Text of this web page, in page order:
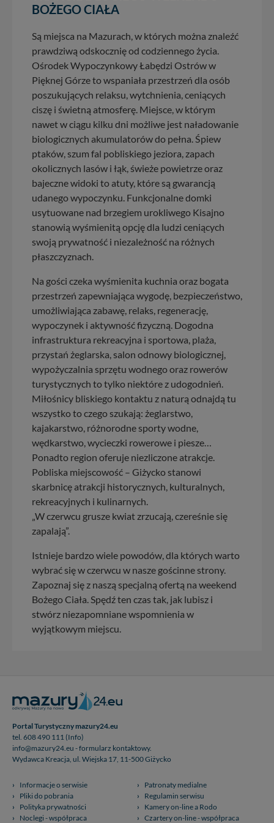
BOŻEGO CIAŁA
Są miejsca na Mazurach, w których można znaleźć
prawdziwą odskocznię od codziennego życia.
Ośrodek Wypoczynkowy Łabędzi Ostrów w
Pięknej Górze to wspaniała przestrzeń dla osób
poszukujących relaksu, wytchnienia, ceniących
ciszę i świetną atmosferę. Miejsce, w którym
nawet w ciągu kilku dni możliwe jest naładowanie
biologicznych akumulatorów do pełna. Śpiew
ptaków, szum fal pobliskiego jeziora, zapach
okolicznych lasów i łąk, świeże powietrze oraz
bajeczne widoki to atuty, które są gwarancją
udanego wypoczynku. Funkcjonalne domki
usytuowane nad brzegiem urokliwego Kisajno
stanowią wyśmienitą opcję dla ludzi ceniących
swoją prywatność i niezależność na różnych
płaszczyznach.
Na gości czeka wyśmienita kuchnia oraz bogata
przestrzeń zapewniająca wygodę, bezpieczeństwo,
umożliwiająca zabawę, relaks, regenerację,
wypoczynek i aktywność fizyczną. Dogodna
infrastruktura rekreacyjna i sportowa, plaża,
przystań żeglarska, salon odnowy biologicznej,
wypożyczalnia sprzętu wodnego oraz rowerów
turystycznych to tylko niektóre z udogodnień.
Miłośnicy bliskiego kontaktu z naturą odnajdą tu
wszystko to czego szukają: żeglarstwo,
kajakarstwo, różnorodne sporty wodne,
wędkarstwo, wycieczki rowerowe i piesze…
Ponadto region oferuje niezliczone atrakcje.
Pobliska miejscowość – Giżycko stanowi
skarbnicę atrakcji historycznych, kulturalnych,
rekreacyjnych i kulinarnych.
„W czerwcu grusze kwiat zrzucają, czereśnie się
zapalają”.
Istnieje bardzo wiele powodów, dla których warto
wybrać się w czerwcu w nasze gościnne strony.
Zapoznaj się z naszą specjalną ofertą na weekend
Bożego Ciała. Spędź ten czas tak, jak lubisz i
stwórz niezapomniane wspomnienia w
wyjątkowym miejscu.
Portal Turystyczny mazury24.eu
tel. 608 490 111 (Info)
info@mazury24.eu - formularz kontaktowy.
Wydawca Kreacja, ul. Wiejska 17, 11-500 Giżycko
Informacje o serwisie
Patronaty medialne
Pliki do pobrania
Regulamin serwisu
Polityka prywatności
Kamery on-line a Rodo
Noclegi - współpraca
Czartery on-line - współpraca
wyrażasz zgodę na przetwarzanie Twoich danych.
Twoich danych innym podmiotom oraz osobom
trzecim. Wyjątkiem jest sytuacja, gdy przekazanie
Twoich danych jest elementem usługi (przekazanie
danych z formularza kontaktowego, przekazanie danych
w przypadku rezerwacji usług typu: nocleg, czartery,
itp). Więcej informacji o zasadach i funkcjonalności
serwisu wRegulaminie Serwisu.
Administratorem Twoich danych jest: Agencja
Reklamowa Kreacja Monika Borkowska, z siedzibą ul.
Wiejska 17, 11-500 Giżycko. Możesz z nami
skontaktować się za pośrednictwem tejstrony.
W każdej chwili możesz: zażądać dostępu do swoich
danych, zażądać ich poprawienia lub usunięcia,
zabronić ich przetwarzania. Pamiętaj jednak, że nie
zawsze jest możliwe techniczne zrealizowanie Twoich
praw w odniesieniu do informacji zawartych w plikach
cookies. Twoja przeglądarka umożliwia Ci skasowanie
zrobić za Ciebie.
Dziękujemy, i życzmy miłego odkrywania Mazur na
nowo...